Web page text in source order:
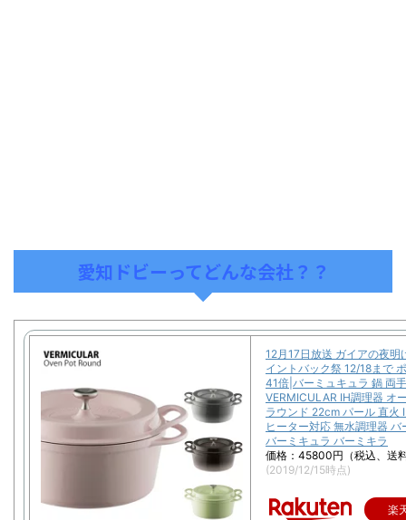
愛知ドビーってどんな会社？？
12月17日放送 ガイアの夜明
イントバック祭 12/18まで
41倍|バーミュキュラ 鍋 両
VERMICULAR IH調理器 オ
ラウンド 22cm パール 直火
ヒーター対応 無水調理器 バ
バーミキュラ バーミキラ
価格：45800円（税込、送
(2019/12/15時点)
楽